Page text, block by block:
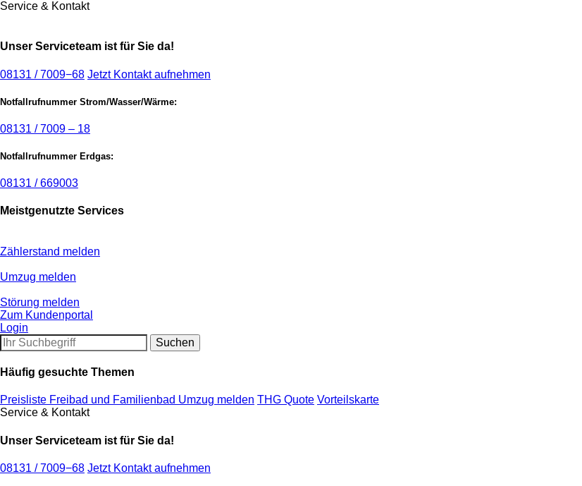
Service & Kontakt
Unser Serviceteam ist für Sie da!
08131 / 7009−68 Jetzt Kontakt aufnehmen
Notfallrufnummer Strom/Wasser/Wärme:
08131 / 7009 – 18
Notfallrufnummer Erdgas:
08131 / 669003
Meistgenutzte Services
Zählerstand melden
Umzug melden
Störung melden
Zum Kundenportal
Login
Häufig gesuchte Themen
Preisliste Freibad und Familienbad Umzug melden THG Quote Vorteilskarte
Service & Kontakt
Unser Serviceteam ist für Sie da!
08131 / 7009−68 Jetzt Kontakt aufnehmen